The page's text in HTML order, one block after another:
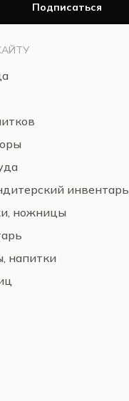
инвентарь
ножницы
напитки
Подписаться